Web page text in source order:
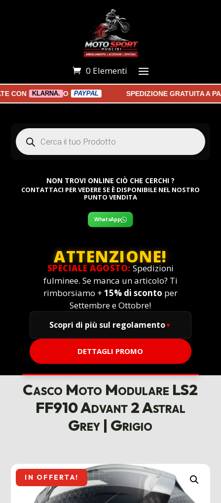
0 Elementi
KLARNA. O PAYPAL SPEDIZIONE GRATUITA A
Products
search
NON TROVI ONLINE CIÒ CHE CERCHI ?
CONTATTACI PER VEDERE SE È DISPONIBILE NEL NOSTRO
PUNTO VENDITA
WhatsApp
ATTENZIONE!
SPECIALE AGOSTO: Spedizioni
fulminee. Se manca un articolo? Ti
rimborsiamo + 15% di sconto per
Settembre e Ottobre!
Scopri di più sul regolamento
DETTAGLI PROMO
Casco Moto Modulare LS2
FF910 Advant 2 Astral
Grey | Grigio
IN OFFERTA!